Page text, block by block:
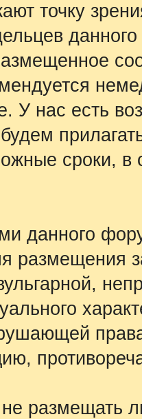
точку
У нас есть
сроки, в
данного
размещения
не